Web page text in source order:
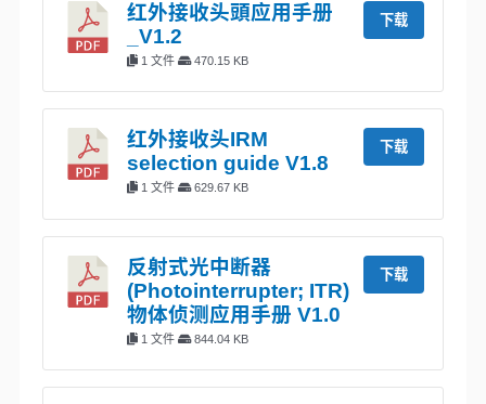
红外接收头頭应用手册
_V1.2
1 文件 470.15 KB
下载
红外接收头IRM
selection guide V1.8
1 文件 629.67 KB
下载
反射式光中断器
(Photointerrupter; ITR)
物体侦测应用手册 V1.0
1 文件 844.04 KB
下载